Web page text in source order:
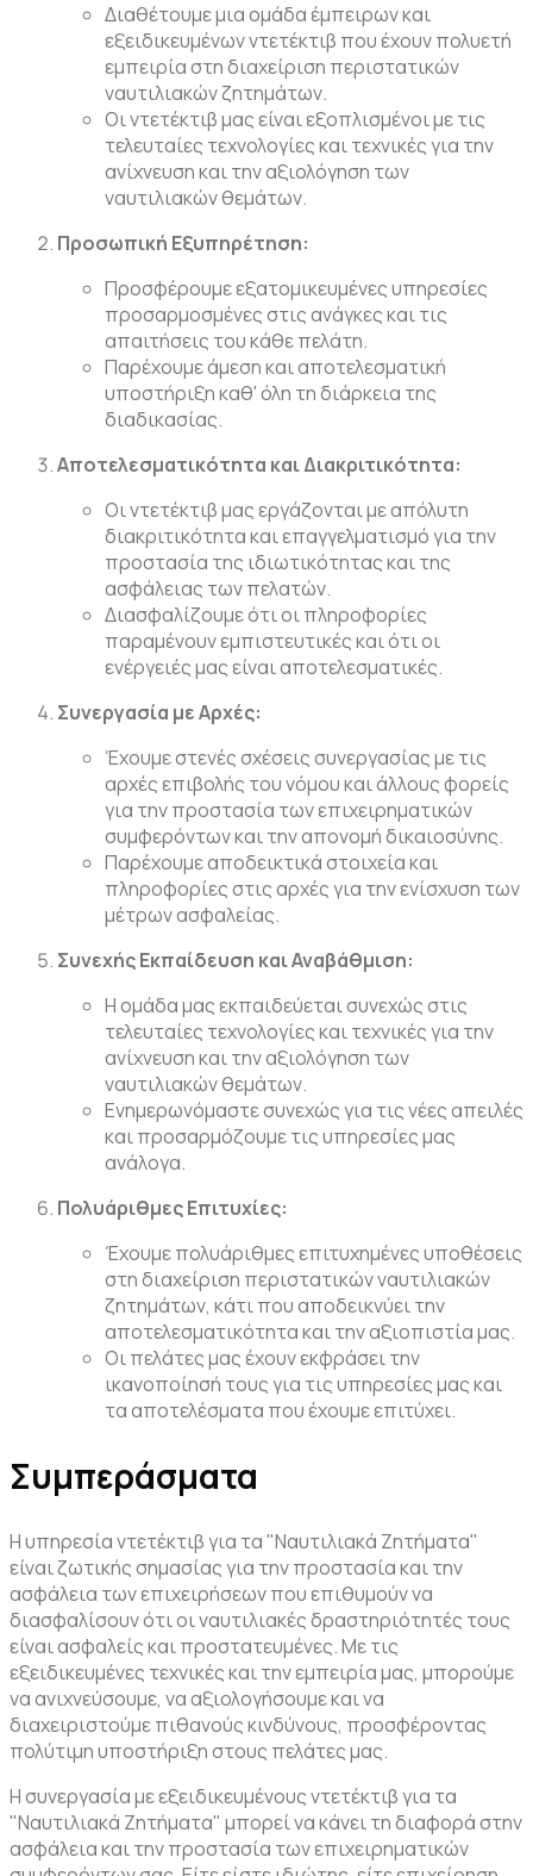
Διαθέτουμε μια ομάδα έμπειρων και
εξειδικευμένων ντετέκτιβ που έχουν πολυετή
εμπειρία στη διαχείριση περιστατικών
ναυτιλιακών ζητημάτων.
Οι ντετέκτιβ μας είναι εξοπλισμένοι με τις
τελευταίες τεχνολογίες και τεχνικές για την
ανίχνευση και την αξιολόγηση των
ναυτιλιακών θεμάτων.
Προσωπική Εξυπηρέτηση:
Προσφέρουμε εξατομικευμένες υπηρεσίες
προσαρμοσμένες στις ανάγκες και τις
απαιτήσεις του κάθε πελάτη.
Παρέχουμε άμεση και αποτελεσματική
υποστήριξη καθ' όλη τη διάρκεια της
διαδικασίας.
Αποτελεσματικότητα και Διακριτικότητα:
Οι ντετέκτιβ μας εργάζονται με απόλυτη
διακριτικότητα και επαγγελματισμό για την
προστασία της ιδιωτικότητας και της
ασφάλειας των πελατών.
Διασφαλίζουμε ότι οι πληροφορίες
παραμένουν εμπιστευτικές και ότι οι
ενέργειές μας είναι αποτελεσματικές.
Συνεργασία με Αρχές:
Έχουμε στενές σχέσεις συνεργασίας με τις
αρχές επιβολής του νόμου και άλλους φορείς
για την προστασία των επιχειρηματικών
συμφερόντων και την απονομή δικαιοσύνης.
Παρέχουμε αποδεικτικά στοιχεία και
πληροφορίες στις αρχές για την ενίσχυση των
μέτρων ασφαλείας.
Συνεχής Εκπαίδευση και Αναβάθμιση:
Η ομάδα μας εκπαιδεύεται συνεχώς στις
τελευταίες τεχνολογίες και τεχνικές για την
ανίχνευση και την αξιολόγηση των
ναυτιλιακών θεμάτων.
Ενημερωνόμαστε συνεχώς για τις νέες απειλές
και προσαρμόζουμε τις υπηρεσίες μας
ανάλογα.
Πολυάριθμες Επιτυχίες:
Έχουμε πολυάριθμες επιτυχημένες υποθέσεις
στη διαχείριση περιστατικών ναυτιλιακών
ζητημάτων, κάτι που αποδεικνύει την
αποτελεσματικότητα και την αξιοπιστία μας.
Οι πελάτες μας έχουν εκφράσει την
ικανοποίησή τους για τις υπηρεσίες μας και
τα αποτελέσματα που έχουμε επιτύχει.
Συμπεράσματα
Η υπηρεσία ντετέκτιβ για τα "Ναυτιλιακά Ζητήματα"
είναι ζωτικής σημασίας για την προστασία και την
ασφάλεια των επιχειρήσεων που επιθυμούν να
διασφαλίσουν ότι οι ναυτιλιακές δραστηριότητές τους
είναι ασφαλείς και προστατευμένες. Με τις
εξειδικευμένες τεχνικές και την εμπειρία μας, μπορούμε
να ανιχνεύσουμε, να αξιολογήσουμε και να
διαχειριστούμε πιθανούς κινδύνους, προσφέροντας
πολύτιμη υποστήριξη στους πελάτες μας.
Η συνεργασία με εξειδικευμένους ντετέκτιβ για τα
"Ναυτιλιακά Ζητήματα" μπορεί να κάνει τη διαφορά στην
ασφάλεια και την προστασία των επιχειρηματικών